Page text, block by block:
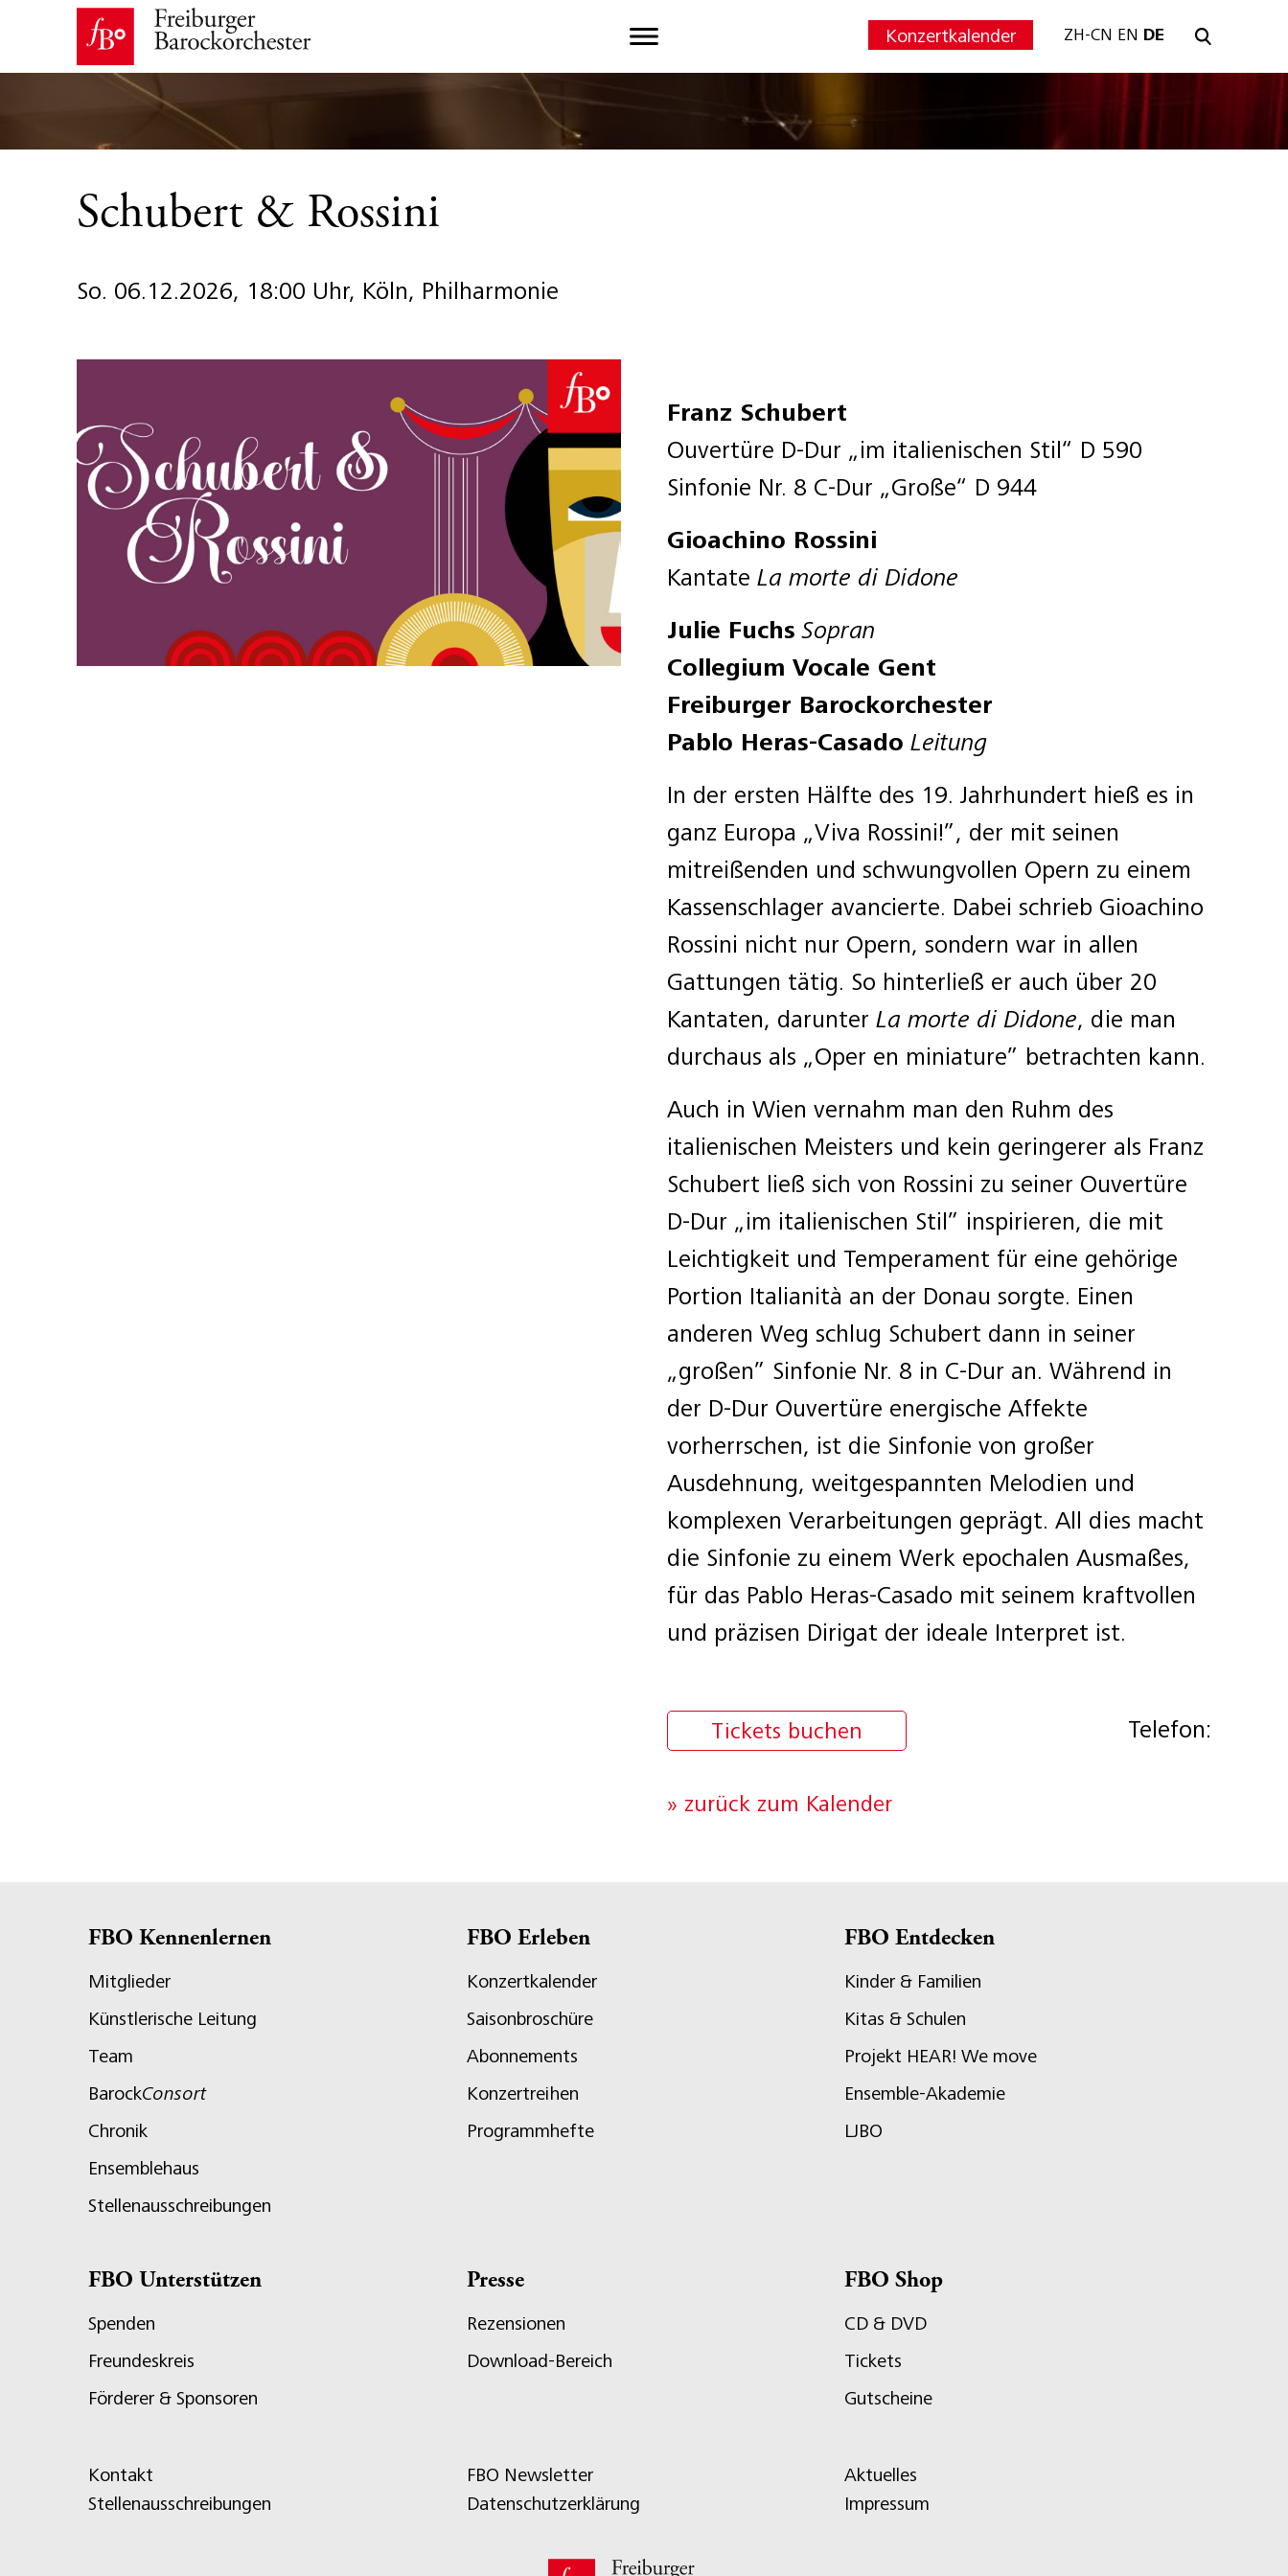
Konzertkalender ZH-CN EN DE
Schubert & Rossini
So. 06.12.2026, 18:00 Uhr, Köln, Philharmonie
Franz Schubert
Ouvertüre D-Dur „im italienischen Stil“ D 590
Sinfonie Nr. 8 C-Dur „Große“ D 944
Gioachino Rossini
Kantate La morte di Didone
Julie Fuchs Sopran
Collegium Vocale Gent
Freiburger Barockorchester
Pablo Heras-Casado Leitung
In der ersten Hälfte des 19. Jahrhundert hieß es in
ganz Europa „Viva Rossini!”, der mit seinen
mitreißenden und schwungvollen Opern zu einem
Kassenschlager avancierte. Dabei schrieb Gioachino
Rossini nicht nur Opern, sondern war in allen
Gattungen tätig. So hinterließ er auch über 20
Kantaten, darunter La morte di Didone, die man
durchaus als „Oper en miniature” betrachten kann.
Auch in Wien vernahm man den Ruhm des
italienischen Meisters und kein geringerer als Franz
Schubert ließ sich von Rossini zu seiner Ouvertüre
D-Dur „im italienischen Stil” inspirieren, die mit
Leichtigkeit und Temperament für eine gehörige
Portion Italianità an der Donau sorgte. Einen
anderen Weg schlug Schubert dann in seiner
„großen” Sinfonie Nr. 8 in C-Dur an. Während in
der D-Dur Ouvertüre energische Affekte
vorherrschen, ist die Sinfonie von großer
Ausdehnung, weitgespannten Melodien und
komplexen Verarbeitungen geprägt. All dies macht
die Sinfonie zu einem Werk epochalen Ausmaßes,
für das Pablo Heras-Casado mit seinem kraftvollen
und präzisen Dirigat der ideale Interpret ist.
Tickets buchen Telefon:
» zurück zum Kalender
FBO Kennenlernen
Mitglieder
Künstlerische Leitung
Team
BarockConsort
Chronik
Ensemblehaus
Stellenausschreibungen
FBO Erleben
Konzertkalender
Saisonbroschüre
Abonnements
Konzertreihen
Programmhefte
FBO Entdecken
Kinder & Familien
Kitas & Schulen
Projekt HEAR! We move
Ensemble-Akademie
LJBO
FBO Unterstützen
Spenden
Freundeskreis
Förderer & Sponsoren
Presse
Rezensionen
Download-Bereich
FBO Shop
CD & DVD
Tickets
Gutscheine
Kontakt FBO Newsletter
Aktuelles
Stellenausschreibungen
Datenschutzerklärung Impressum